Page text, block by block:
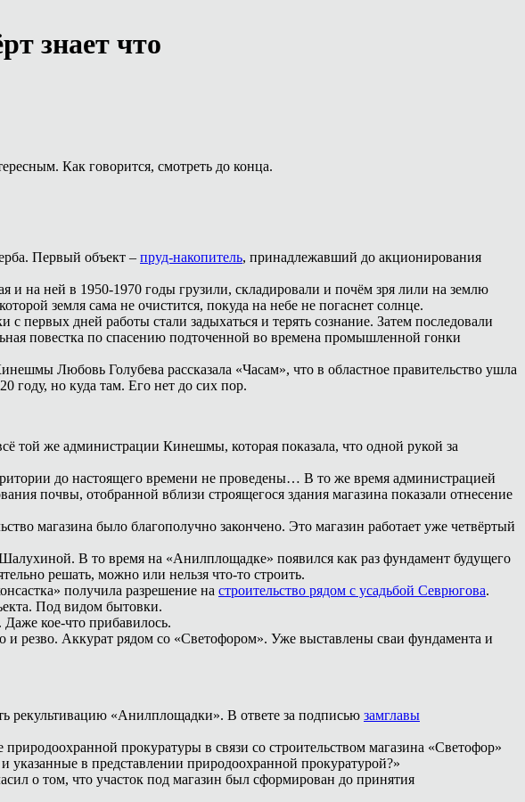
знает что
Как говорится, смотреть до конца.
Первый объект – пруд-накопитель, принадлежавший до акционирования
и на ней в 1950-1970 годы грузили, складировали и почём зря лили на землю
земля сама не очистится, покуда на небе не погаснет солнце.
первых дней работы стали задыхаться и терять сознание. Затем последовали
повестка по спасению подточенной во времена промышленной гонки
Любовь Голубева рассказала «Часам», что в областное правительство ушла
году, но куда там. Его нет до сих пор.
той же администрации Кинешмы, которая показала, что одной рукой за
до настоящего времени не проведены… В то же время администрацией
почвы, отобранной вблизи строящегося здания магазина показали отнесение
магазина было благополучно закончено. Это магазин работает уже четвёртый
В то время на «Анилплощадке» появился как раз фундамент будущего
решать, можно или нельзя что-то строить.
получила разрешение на строительство рядом с усадьбой Севрюгова.
Под видом бытовки.
кое-что прибавилось.
и резво. Аккурат рядом со «Светофором». Уже выставлены сваи фундамента и
рекультивацию «Анилплощадки». В ответе за подписью замглавы
прокуратуры в связи со строительством магазина «Светофор»
в представлении природоохранной прокуратурой?»
о том, что участок под магазин был сформирован до принятия